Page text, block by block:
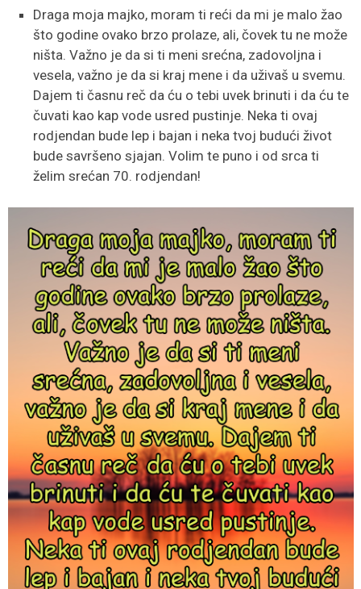
Draga moja majko, moram ti reći da mi je malo žao
što godine ovako brzo prolaze, ali, čovek tu ne može
ništa. Važno je da si ti meni srećna, zadovoljna i
vesela, važno je da si kraj mene i da uživaš u svemu.
Dajem ti časnu reč da ću o tebi uvek brinuti i da ću te
čuvati kao kap vode usred pustinje. Neka ti ovaj
rodjendan bude lep i bajan i neka tvoj budući život
bude savršeno sjajan. Volim te puno i od srca ti
želim srećan 70. rodjendan!